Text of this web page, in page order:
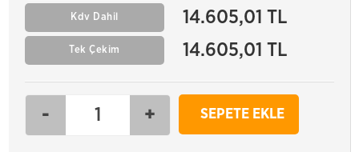
Kdv Dahil 14.605,01 TL
Tek Çekim 14.605,01 TL
- + SEPETE EKLE